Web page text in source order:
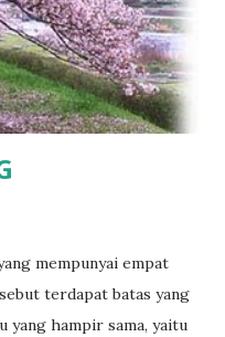
dibicarakan. • Sementara
kalimat. Desu selalu ada
nuansa "santun" pada
dalam bahasa
mempunyai empat
terdapat batas yang
yang hampir sama, yaitu